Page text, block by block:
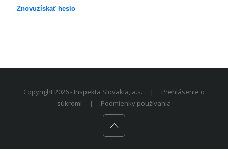
Znovuzískať heslo
Copyright 2026 - Inspekta Slovakia, a.s. |
Prehlásenie o
súkromí
| Podmienky používania